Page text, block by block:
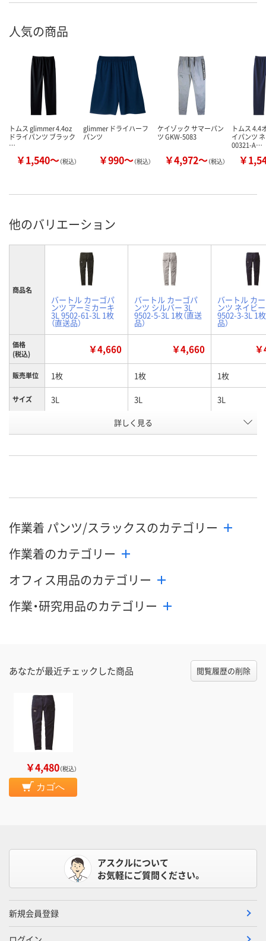
人気の商品
トムス glimmer 4.4oz
ドライパンツ ブラック
…
￥1,540～（税込）
glimmer ドライハーフ
パンツ
￥990～（税込）
ケイゾック サマーパン
ツ GKW-5083
￥4,972～（税込）
トムス 4.4
イパンツ
00321-A…
￥
他のバリエーション
商品名
バートル カーゴパ
ンツ アーミカーキ
3L 9502-61-3L 1枚
（直送品）
バートル カーゴパ
ンツ シルバー 3L
9502-5-3L 1枚（直送
品）
バートル カ
ンツ ネイビ
9502-3-3L 1枚
品）
価格
(税込)
￥4,660 ￥4,660
販売単位 1枚 1枚 1枚
サイズ 3L 3L 3L
シルバー ネイビー
号
お届け日 8月19日（水）まで 8月19日（水）
メーカー都合により
販売停止中です
数量 数量
詳しく見る
作業着 パンツ/スラックスのカテゴリー
作業着のカテゴリー
オフィス用品のカテゴリー
作業・研究用品のカテゴリー
あなたが最近チェックした商品 閲覧履歴の削除
￥4,480（税込）
カゴへ
アスクルについて
お気軽にご質問ください。
新規会員登録